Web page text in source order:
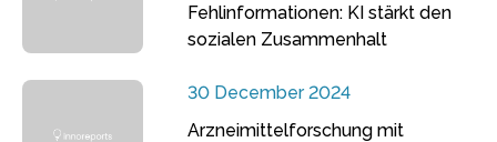
Fehlinformationen: KI stärkt den
sozialen Zusammenhalt
30 December 2024
Arzneimittelforschung mit